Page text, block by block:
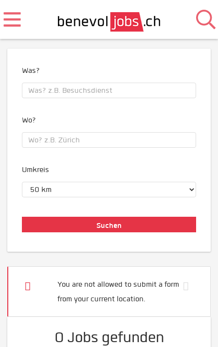
Was?
Wo?
Umkreis
You are not allowed to submit a form
from your current location.
0 Jobs gefunden